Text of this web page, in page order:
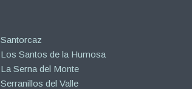
Santorcaz
Los Santos de la Humosa
La Serna del Monte
Serranillos del Valle